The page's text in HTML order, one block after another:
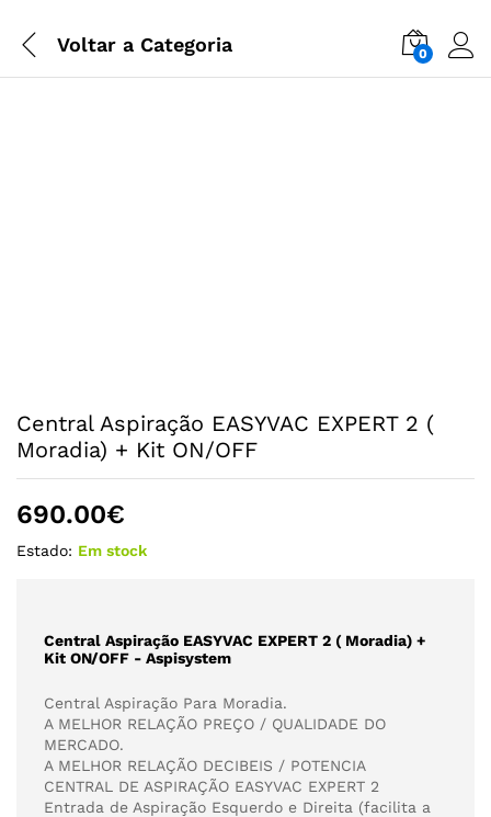
Voltar a Categoria 0
Central Aspiração EASYVAC EXPERT 2 (
Moradia) + Kit ON/OFF
690.00€
Estado: Em stock
Central Aspiração EASYVAC EXPERT 2 ( Moradia) +
Kit ON/OFF - Aspisystem
Central Aspiração Para Moradia.
A MELHOR RELAÇÃO PREÇO / QUALIDADE DO
MERCADO.
A MELHOR RELAÇÃO DECIBEIS / POTENCIA
CENTRAL DE ASPIRAÇÃO EASYVAC EXPERT 2
Entrada de Aspiração Esquerdo e Direita (facilita a